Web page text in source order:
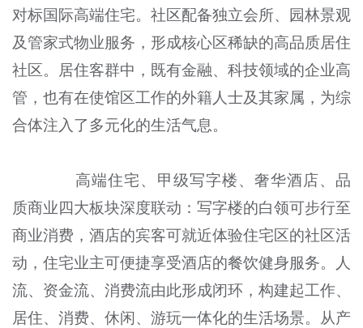
对标国际高端住宅。社区配备独立会所、园林景观
及管家式物业服务，形成核心区稀缺的高品质居住
社区。居住客群中，既有金融、科技领域的企业高
管，也有在使馆区工作的外籍人士及其家属，为综
合体注入了多元化的生活气息。
高端住宅、甲级写字楼、奢华酒店、品
质商业四大板块深度联动：写字楼的白领可步行至
商业消费，酒店的宾客可就近体验住宅区的社区活
动，住宅业主可便捷享受酒店的餐饮健身服务。人
流、资金流、消费流由此形成闭环，构建起工作、
居住、消费、休闲、游玩一体化的生活场景。从产